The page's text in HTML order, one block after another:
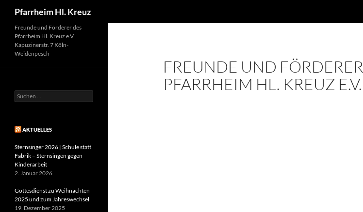
Inhalt
springen
Pfarrheim Hl. Kreuz
FREUNDE UND FÖRDERER
PFARRHEIM HL. KREUZ E.V.
Freunde und Förderer des
Pfarrheim Hl. Kreuz e.V.
Kapuzinerstr. 7 Köln-
Weidenpesch
Suchen
nach:
AKTUELLES
Sternsinger 2026 | Schule statt
Fabrik – Sternsingen gegen
Kinderarbeit
2. Januar 2026
Gottesdienst zu Weihnachten
2025 und zum Jahreswechsel
19. Dezember 2025